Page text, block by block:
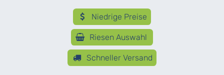
Niedrige Preise
Riesen Auswahl
Schneller Versand